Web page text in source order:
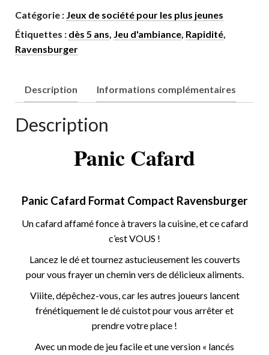
Catégorie : Jeux de société pour les plus jeunes
Étiquettes : dès 5 ans, Jeu d'ambiance, Rapidité,
Ravensburger
Description Informations complémentaires
Description
Panic Cafard
Panic Cafard Format Compact Ravensburger
Un cafard affamé fonce à travers la cuisine, et ce cafard
c’est VOUS !
Lancez le dé et tournez astucieusement les couverts
pour vous frayer un chemin vers de délicieux aliments.
Viiite, dépêchez-vous, car les autres joueurs lancent
frénétiquement le dé cuistot pour vous arrêter et
prendre votre place !
Avec un mode de jeu facile et une version « lancés